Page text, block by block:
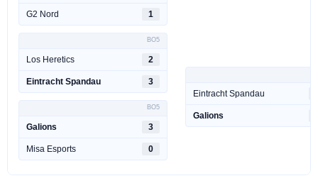
G2 Nord 1
BO5
Los Heretics 2
Eintracht Spandau 3
BO5
Galions 3
Misa Esports 0
Eintracht Spandau
Galions